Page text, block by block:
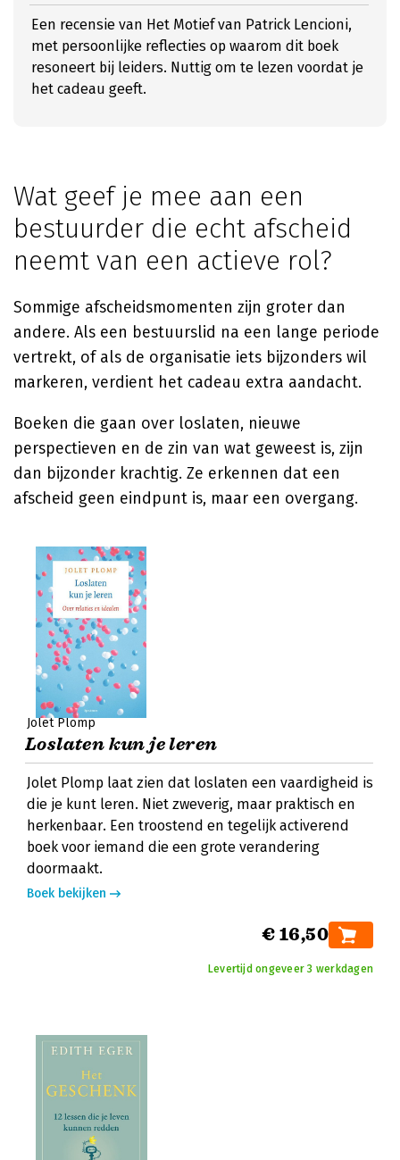
Een recensie van Het Motief van Patrick Lencioni,
met persoonlijke reflecties op waarom dit boek
resoneert bij leiders. Nuttig om te lezen voordat je
het cadeau geeft.
Wat geef je mee aan een
bestuurder die echt afscheid
neemt van een actieve rol?
Sommige afscheidsmomenten zijn groter dan
andere. Als een bestuurslid na een lange periode
vertrekt, of als de organisatie iets bijzonders wil
markeren, verdient het cadeau extra aandacht.
Boeken die gaan over loslaten, nieuwe
perspectieven en de zin van wat geweest is, zijn
dan bijzonder krachtig. Ze erkennen dat een
afscheid geen eindpunt is, maar een overgang.
Jolet Plomp
Loslaten kun je leren
Jolet Plomp laat zien dat loslaten een vaardigheid is
die je kunt leren. Niet zweverig, maar praktisch en
herkenbaar. Een troostend en tegelijk activerend
boek voor iemand die een grote verandering
doormaakt.
Boek bekijken
€ 16,50
Levertijd ongeveer 3 werkdagen